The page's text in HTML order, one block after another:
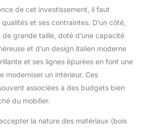
de cet investissement, il faut
et ses contraintes. D’un côté,
de grande taille, doté d’une capacité
et d’un design italien moderne
et ses lignes épurées en font une
moderniser un intérieur. Ces
associées à des budgets bien
du mobilier.
la nature des matériaux (bois